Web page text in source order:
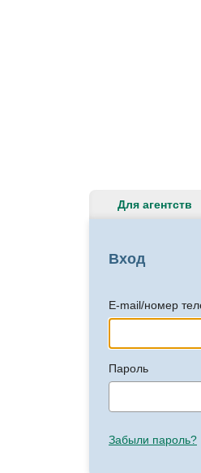
Для агентств
Вход
E-mail/номер
Пароль
Забыли пароль?